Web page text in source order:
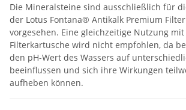
Die Mineralsteine sind ausschließlich für
der Lotus Fontana® Antikalk Premium
vorgesehen. Eine gleichzeitige Nutzung
Filterkartusche wird nicht empfohlen, da
den pH-Wert des Wassers auf
beeinflussen und sich ihre Wirkungen
aufheben können.